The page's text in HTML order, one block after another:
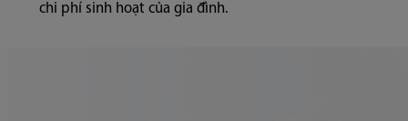
chi phí sinh hoạt của gia đình.